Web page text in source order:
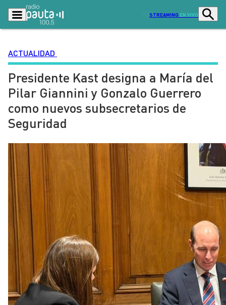
STREAMING EN VIVO
Podcasts Programas
Lo Último Actualidad
Ciudad Economía
Tendencias Deportes
Entretención y Cultura
Dato en Pauta Señal 2
Contenido Patrocinado
ACTUALIDAD
Presidente Kast designa a María del
Pilar Giannini y Gonzalo Guerrero
como nuevos subsecretarios de
Seguridad